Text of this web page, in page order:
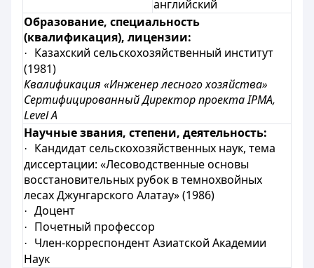
английский
Образование, специальность
(квалификация), лицензии:
·
Казахский сельскохозяйственный институт
(1981)
Квалификация «Инженер лесного хозяйства»
Сертифицированный Директор проекта IPMA,
Level A
Научные звания, степени, деятельность:
·
Кандидат сельскохозяйственных наук, тема
диссертации: «Лесоводственные основы
восстановительных рубок в темнохвойных
лесах Джунгарского Алатау» (1986)
· Доцент
· Почетный профессор
·
Член-корреспондент Азиатской Академии
Наук